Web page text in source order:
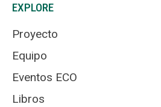
EXPLORE
Proyecto
Equipo
Eventos ECO
Libros